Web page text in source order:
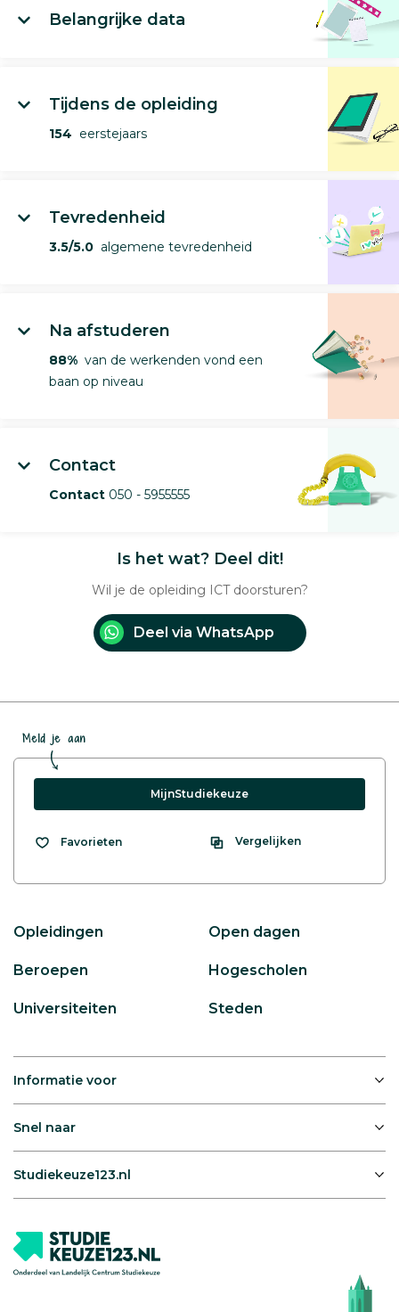
Belangrijke data
Tijdens de opleiding
154 eerstejaars
Tevredenheid
3.5/5.0 algemene tevredenheid
Na afstuderen
88% van de werkenden vond een
baan op niveau
Contact
Contact 050 - 5955555
Is het wat? Deel dit!
Wil je de opleiding ICT doorsturen?
Deel via WhatsApp
Meld je aan
MijnStudiekeuze
Favorieten Vergelijken
Opleidingen Open dagen
Beroepen Hogescholen
Universiteiten Steden
Informatie voor
Snel naar
Studiekeuze123.nl